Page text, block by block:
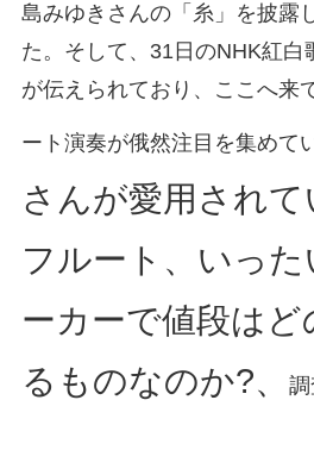
島みゆきさんの「糸」を披露
た。そして、31日のNHK紅白
が伝えられており、ここへ来
ート演奏が俄然注目を集めて
さんが愛用され
フルート、いった
ーカーで値段はど
るものなのか?、
調